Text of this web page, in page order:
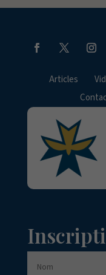
Articles